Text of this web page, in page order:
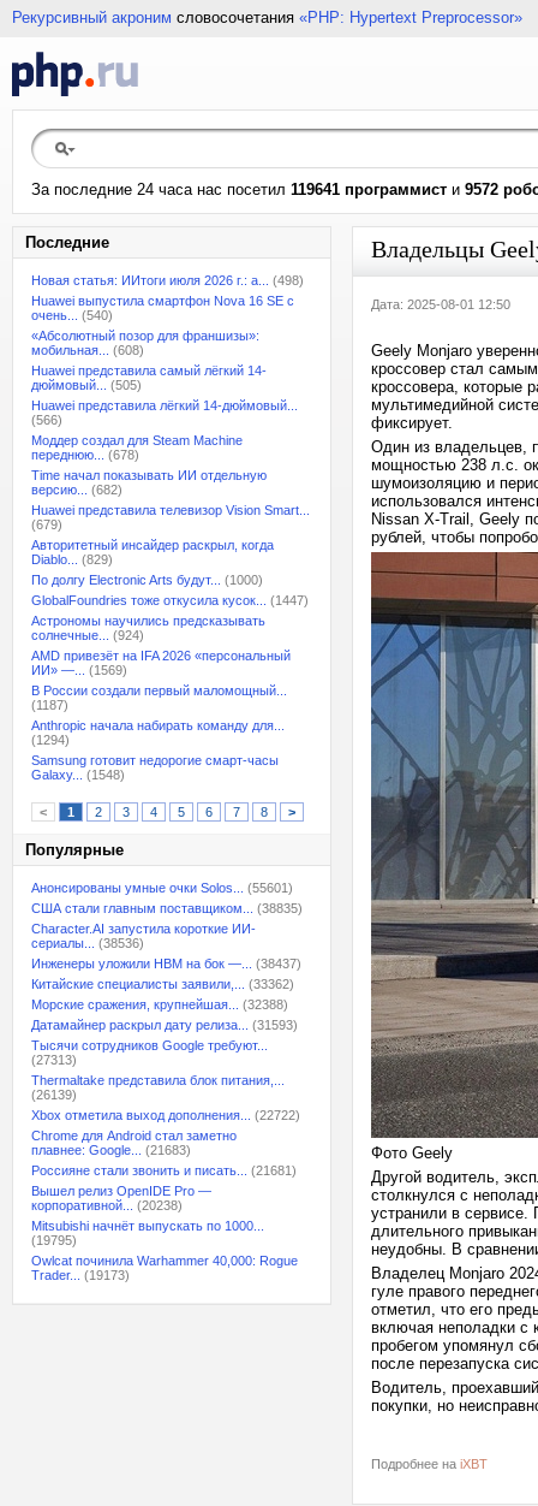
Рекурсивный акроним словосочетания «PHP: Hypertext Preprocessor»
За последние 24 часа нас посетил 119641 программист и 9572
Последние
Новая статья: ИИтоги июля 2026 г.: а...
(498)
Huawei выпустила смартфон Nova 16 SE с
очень...
(540)
«Абсолютный позор для франшизы»:
мобильная...
(608)
Huawei представила самый лёгкий 14-
дюймовый...
(505)
Huawei представила лёгкий 14-дюймовый...
(566)
Моддер создал для Steam Machine
переднюю...
(678)
Time начал показывать ИИ отдельную
версию...
(682)
Huawei представила телевизор Vision Smart...
(679)
Авторитетный инсайдер раскрыл, когда
Diablo...
(829)
По долгу Electronic Arts будут...
(1000)
GlobalFoundries тоже откусила кусок...
(1447)
Астрономы научились предсказывать
солнечные...
(924)
AMD привезёт на IFA 2026 «персональный
ИИ» —...
(1569)
В России создали первый маломощный...
(1187)
Anthropic начала набирать команду для...
(1294)
Samsung готовит недорогие смарт-часы
Galaxy...
(1548)
< 1 2 3 4 5 6 7 8 >
Популярные
Анонсированы умные очки Solos...
(55601)
США стали главным поставщиком...
(38835)
Character.AI запустила короткие ИИ-
сериалы...
(38536)
Инженеры уложили HBM на бок —...
(38437)
Китайские специалисты заявили,...
(33362)
Морские сражения, крупнейшая...
(32388)
Датамайнер раскрыл дату релиза...
(31593)
Тысячи сотрудников Google требуют...
(27313)
Thermaltake представила блок питания,...
(26139)
Xbox отметила выход дополнения...
(22722)
Chrome для Android стал заметно
плавнее: Google...
(21683)
Россияне стали звонить и писать...
(21681)
Вышел релиз OpenIDE Pro —
корпоративной...
(20238)
Mitsubishi начнёт выпускать по 1000...
(19795)
Owlcat починила Warhammer 40,000: Rogue
Trader...
(19173)
Владельцы
Дата: 2025-08-01 12:50
Geely Monjaro
кроссовер стал
кроссовера, которые
мультимедийной
фиксирует.
Один из владельцев,
мощностью 238 л.с.
шумоизоляцию и
использовался
Nissan X-Trail, Geely
рублей, чтобы
Фото Geely
Другой водитель,
столкнулся с
устранили в
длительного
неудобны. В
Владелец Monjaro
гуле правого
отметил, что его
включая неполадки с
пробегом упомянул
после перезапуска
Водитель,
покупки, но
Подробнее на iXBT